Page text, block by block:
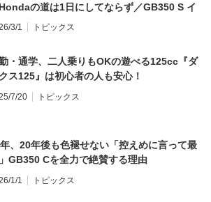
Hondaの道は1日にしてならず／GB350 S イ
レ・レビュー 前編】
3/1 トピックス
・通学、二人乗りもOKの遊べる125cc『ダ
ス125』は初心者の人も安心！
7/20 トピックス
、20年後も色褪せない「控えめに言って最
GB350 Cを全力で絶賛する理由
1/1 トピックス